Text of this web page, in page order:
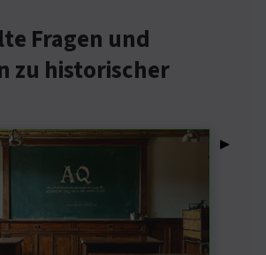
Fragen und
zu historischer
▸